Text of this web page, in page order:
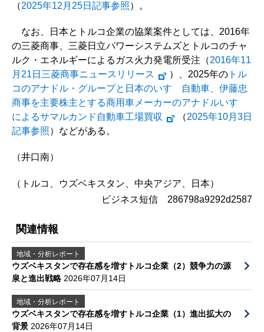
（2025年12月25日記事参照）。
なお、日本とトルコ企業の協業案件としては、2016年
の三菱商事、三菱日立パワーシステムズとトルコのチャ
ルク・エネルギーによるガス火力発電所受注（2016年11
月21日三菱商事ニュースリリース
）、2025年のトル
コのアナドル・グループと日本のいすゞ自動車、伊藤忠
商事を主要株主とする商用車メーカーのアナドルいすゞ
によるサマルカンド自動車工場買収
（2025年10月3日
記事参照）などがある。
（井口南）
（トルコ、ウズベキスタン、中央アジア、日本）
ビジネス短信 286798a9292d2587
関連情報
地域・分析レポート
ウズベキスタンで存在感を増すトルコ企業（2）競争力の源
泉と進出戦略 2026年07月14日
地域・分析レポート
ウズベキスタンで存在感を増すトルコ企業（1）進出拡大の
背景 2026年07月14日